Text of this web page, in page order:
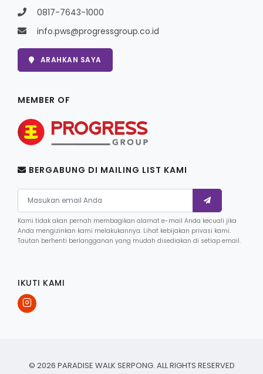
0817-7643-1000
info.pws@progressgroup.co.id
ARAHKAN SAYA
MEMBER OF
BERGABUNG DI MAILING LIST KAMI
Kami tidak akan pernah membagikan alamat e-mail Anda kecuali jika
Anda mengizinkan kami melakukannya. Lihat kebijakan privasi kami.
Tautan berhenti berlangganan yang mudah disediakan di setiap email.
IKUTI KAMI
© 2026 PARADISE WALK SERPONG. ALL RIGHTS RESERVED